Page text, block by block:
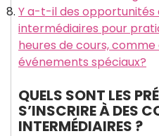
Y a-t-il des opportunités
intermédiaires pour
heures de cours, comme
événements spéciaux?
QUELS SONT LES
S’INSCRIRE À DES
INTERMÉDIAIRES ?